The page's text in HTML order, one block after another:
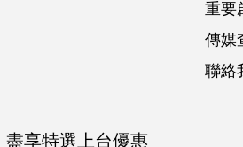
重要
傳媒
聯絡
盡享特選上台優惠